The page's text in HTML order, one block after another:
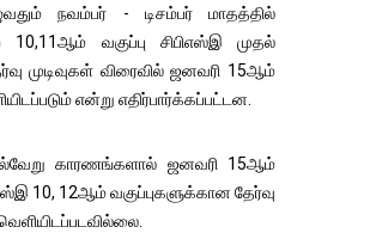
நவம்பர் - டிசம்பர் மாதத்தில்
10,11ஆம் வகுப்பு சிபிஎஸ்இ முதல்
முடிவுகள் விரைவில் ஜனவரி 15ஆம்
என்று எதிர்பார்க்கப்பட்டன.
காரணங்களால் ஜனவரி 15ஆம்
10, 12ஆம் வகுப்புகளுக்கான தேர்வு